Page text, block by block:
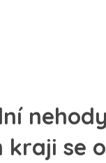
kraji se